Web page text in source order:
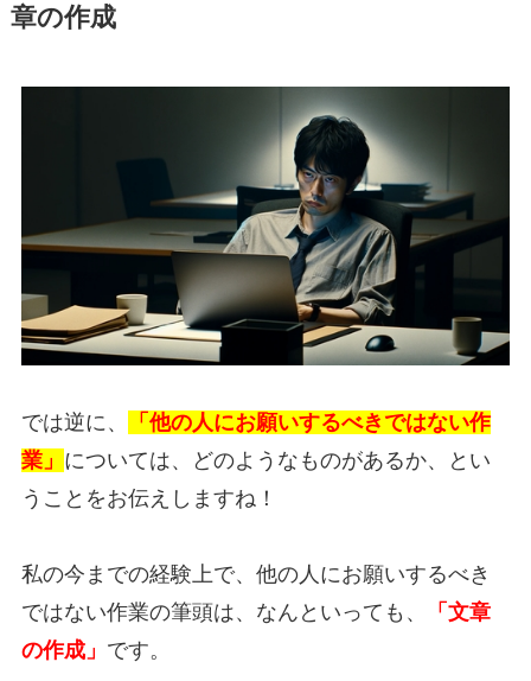
章の作成
では逆に、
「他の人にお願いするべきではない作
業」 については、どのようなものがあるか、とい
うことをお伝えしますね！
私の今までの経験上で、他の人にお願いするべき
ではない作業の筆頭は、なんといっても、
「文章
の作成」 です。